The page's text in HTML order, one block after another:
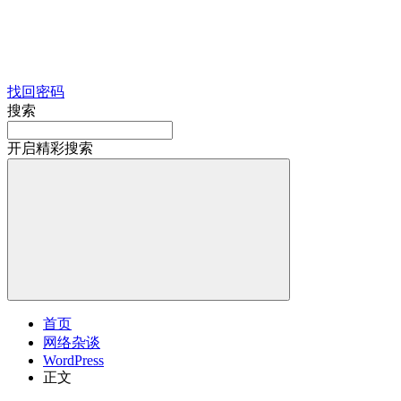
找回密码
搜索
开启精彩搜索
首页
网络杂谈
WordPress
正文